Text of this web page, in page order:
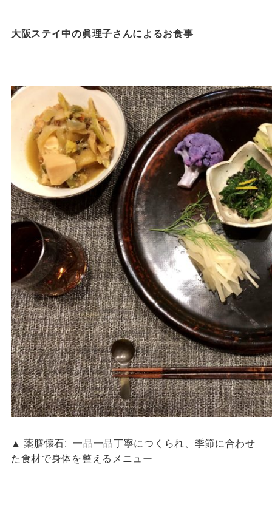
大阪ステイ中の眞理子さんによるお食事
▲ 薬膳懐石: 一品一品丁寧につくられ、季節に合わせ
た食材で身体を整えるメニュー